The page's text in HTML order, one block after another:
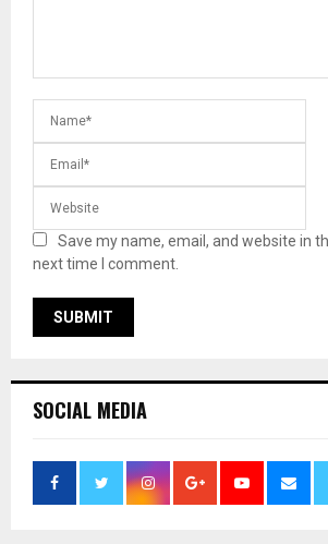
Save my name, email, and website in
next time I comment.
SOCIAL MEDIA